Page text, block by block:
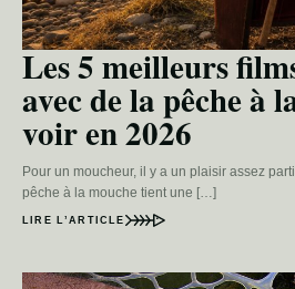
Les 5 meilleurs
avec de la pêche à
voir en 2026
Pour un moucheur, il y a un plaisir assez
pêche à la mouche tient une […]
LIRE L’ARTICLE